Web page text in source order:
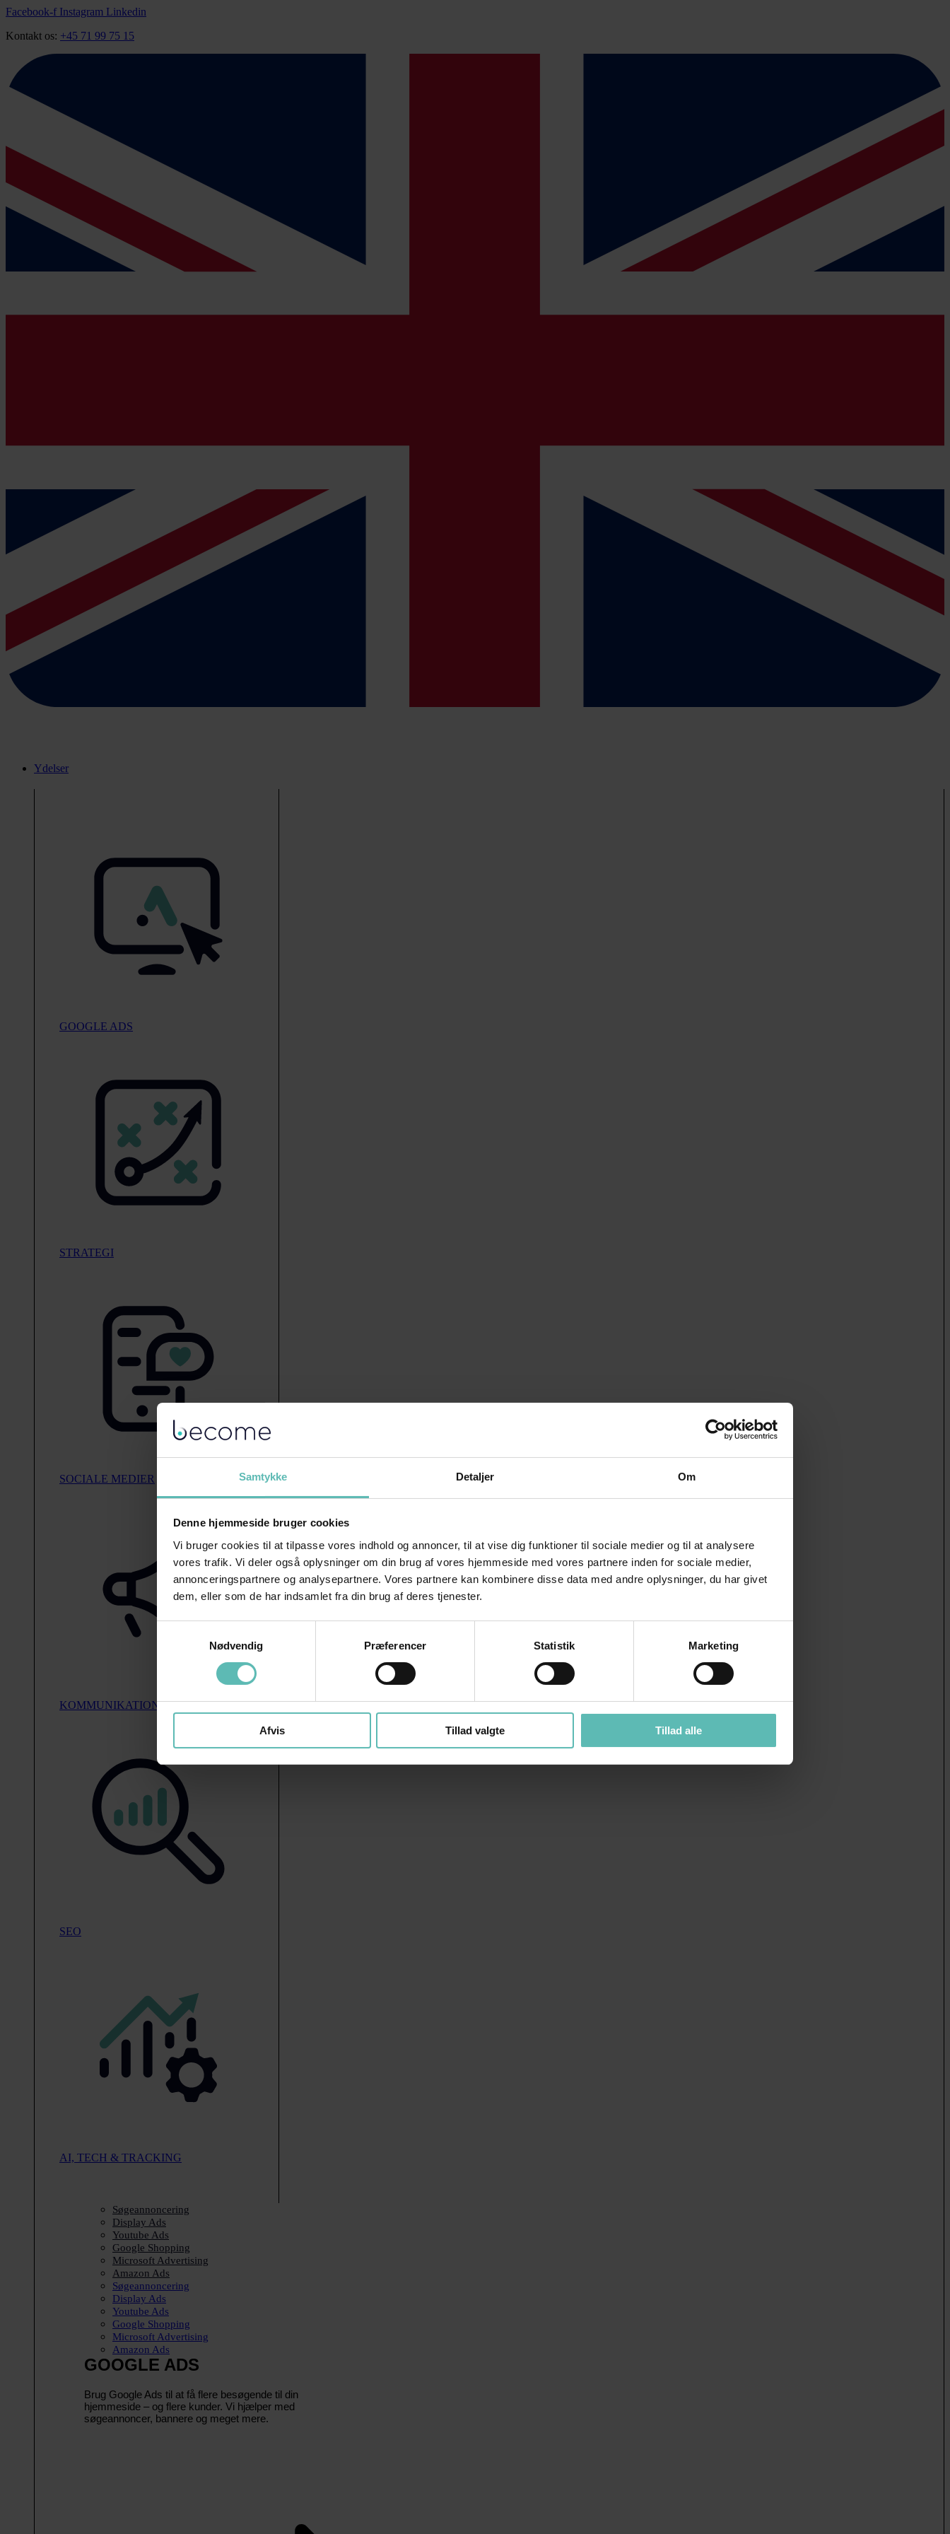
Samtykke Detaljer Om
Denne hjemmeside bruger cookies
Vi bruger cookies til at tilpasse vores indhold og annoncer, til at vise dig funktioner til sociale medier og til at analysere
vores trafik. Vi deler også oplysninger om din brug af vores hjemmeside med vores partnere inden for sociale medier,
annonceringspartnere og analysepartnere. Vores partnere kan kombinere disse data med andre oplysninger, du har givet
dem, eller som de har indsamlet fra din brug af deres tjenester.
Nødvendig
Præferencer Statistik Marketing
Afvis Tillad valgte Tillad alle
Videre
indhold
Facebook-f Instagram Linkedin
Kontakt os: +45 71 99 75 15
Ydelser
GOOGLE ADS
STRATEGI
SOCIALE MEDIER
KOMMUNIKATION
SEO
AI, TECH & TRACKING
Søgeannoncering
Display Ads
Youtube Ads
Google Shopping
Microsoft Advertising
Amazon Ads
Søgeannoncering
Display Ads
Youtube Ads
Google Shopping
Microsoft Advertising
Amazon Ads
GOOGLE ADS
Brug Google Ads til at få flere besøgende til din
hjemmeside – og flere kunder. Vi hjælper med
søgeannoncer, bannere og meget mere.